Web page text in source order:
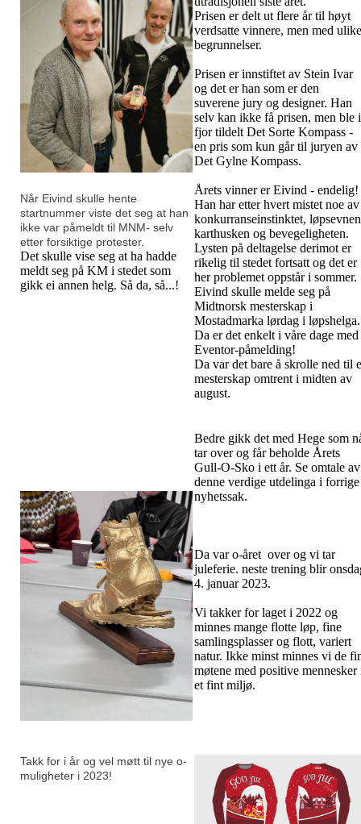
Når Eivind skulle hente
startnummer viste det seg at han
ikke var påmeldt til MNM- selv
etter forsiktige protester.
Det skulle vise seg at ha hadde
meldt seg på KM i stedet som
gikk ei annen helg. Så da, så...!
Prisen er delt ut flere år til høyt
verdsatte vinnere, men med ulike
begrunnelser.
Prisen er innstiftet av Stein Ivar
og det er han som er den
suverene jury og designer. Han
selv kan ikke få prisen, men ble i
fjor tildelt Det Sorte Kompass -
en pris som kun går til juryen av
Det Gylne Kompass.
Årets vinner er Eivind - endelig!
Han har etter hvert mistet noe av
konkurranseinstinktet,
karthusken og bevegeligheten.
Lysten på deltagelse derimot er
rikelig til stedet fortsatt og det er
her problemet oppstår i sommer.
Eivind skulle melde seg på
Midtnorsk mesterskap i
Mostadmarka lørdag i løpshelga.
Da er det enkelt i våre dage med
Eventor-påmelding!
Da var det bare å skrolle ned til
mesterskap omtrent i midten av
august.
Takk for i år og vel møtt til nye o-
muligheter i 2023!
Bedre gikk det med Hege som
tar over og får beholde Årets
Gull-O-Sko i ett år. Se omtale av
denne verdige utdelinga i forrige
nyhetssak.
Da var o-året over og vi tar
juleferie. neste trening blir
4. januar 2023.
Vi takker for laget i 2022 og
minnes mange flotte løp, fine
samlingsplasser og flott, variert
natur. Ikke minst minnes vi de
møtene med positive mennesker
et fint miljø.